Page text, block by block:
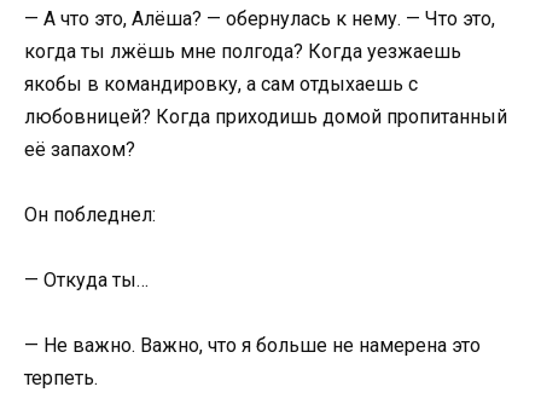
— А что это, Алёша? — обернулась к нему. — Что это,
когда ты лжёшь мне полгода? Когда уезжаешь
якобы в командировку, а сам отдыхаешь с
любовницей? Когда приходишь домой пропитанный
её запахом?
Он побледнел:
— Откуда ты…
— Не важно. Важно, что я больше не намерена это
терпеть.